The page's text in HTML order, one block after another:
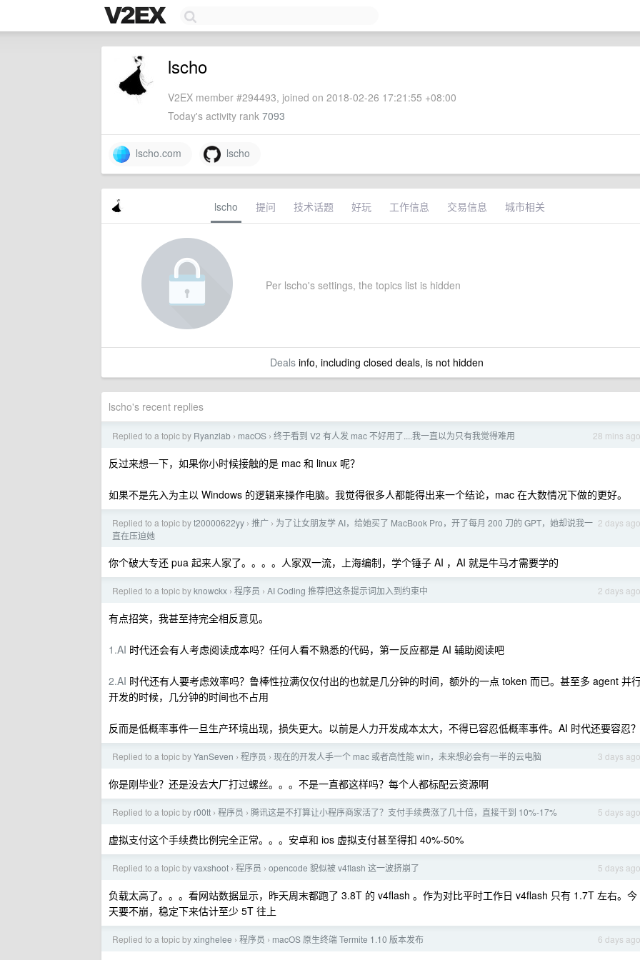
lscho
V2EX member #294493, joined on 2018-02-26 17:21:55 +08:00
Today's activity rank 7093
lscho.com lscho
lscho 提问 技术话题 好玩 工作信息 交易信息 城市相关
Per lscho's settings, the topics list is hidden
Dealsinfo, including closed deals, is not hidden
lscho's recent replies
28 mins ago
Replied to a topic by Ryanzlab › macOS › 终于看到 V2 有人发 mac 不好用了....我一直以为只有我觉得难用
反过来想一下，如果你小时候接触的是 mac 和 linux 呢？
如果不是先入为主以 Windows 的逻辑来操作电脑。我觉得很多人都能得出来一个结论，mac 在大数情况下做的更好。
2 days ago
Replied to a topic byt20000622yy › 推广 › 为了让女朋友学 AI，给她买了 MacBook Pro，开了每月 200 刀的 GPT，她却说我一
直在压迫她
你个破大专还 pua 起来人家了。。。。人家双一流，上海编制，学个锤子 AI ，AI 就是牛马才需要学的
2 days ago
Replied to a topic byknowckx › 程序员 › AI Coding 推荐把这条提示词加入到约束中
有点招笑，我甚至持完全相反意见。
1.AI 时代还会有人考虑阅读成本吗？任何人看不熟悉的代码，第一反应都是 AI 辅助阅读吧
2.AI 时代还有人要考虑效率吗？鲁棒性拉满仅仅付出的也就是几分钟的时间，额外的一点 token 而已。甚至多 agent 并
开发的时候，几分钟的时间也不占用
反而是低概率事件一旦生产环境出现，损失更大。以前是人力开发成本太大，不得已容忍低概率事件。AI 时代还要容忍？
3 days ago
Replied to a topic byYanSeven › 程序员 › 现在的开发人手一个 mac 或者高性能 win，未来想必会有一半的云电脑
你是刚毕业？还是没去大厂打过螺丝。。。不是一直都这样吗？每个人都标配云资源啊
5 days ago
Replied to a topic by r00tt › 程序员 › 腾讯这是不打算让小程序商家活了？支付手续费涨了几十倍，直接干到 10%-17%
虚拟支付这个手续费比例完全正常。。。安卓和 ios 虚拟支付甚至得扣 40%-50%
5 days ago
Replied to a topic byvaxshoot › 程序员 › opencode 貌似被 v4flash 这一波挤崩了
负载太高了。。。看网站数据显示，昨天周末都跑了 3.8T 的 v4flash 。作为对比平时工作日 v4flash 只有 1.7T 左右。今
天要不崩，稳定下来估计至少 5T 往上
6 days ago
Replied to a topic byxinghelee › 程序员 › macOS 原生终端 Termite 1.10 版本发布